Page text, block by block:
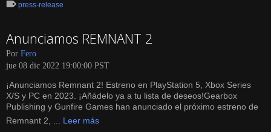
press-release
Anunciamos REMNANT 2
Por Fero
jue 08 dic 2022 19:00:00 PST
¡Anunciamos Remnant 2! Estreno en PlayStation 5, Xbox Series
X/S y PC en 2023. ¡Añádelo ya a tu lista de deseos!Gearbox
Publishing y Gunfire Games han anunciado el próximo estreno de
Remnant 2, ... Leer más